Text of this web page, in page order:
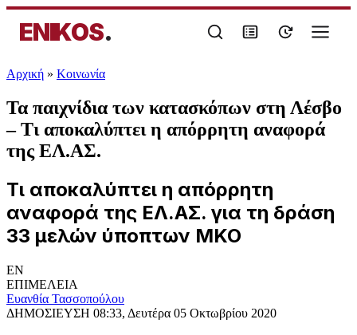
ENIKOS.
Αρχική » Κοινωνία
Τα παιχνίδια των κατασκόπων στη Λέσβο
– Τι αποκαλύπτει η απόρρητη αναφορά
της ΕΛ.ΑΣ.
Τι αποκαλύπτει η απόρρητη
αναφορά της ΕΛ.ΑΣ. για τη δράση
33 μελών ύποπτων ΜΚΟ
EN
ΕΠΙΜΕΛΕΙΑ
Ευανθία Τασσοπούλου
ΔΗΜΟΣΙΕΥΣΗ 08:33, Δευτέρα 05 Οκτωβρίου 2020